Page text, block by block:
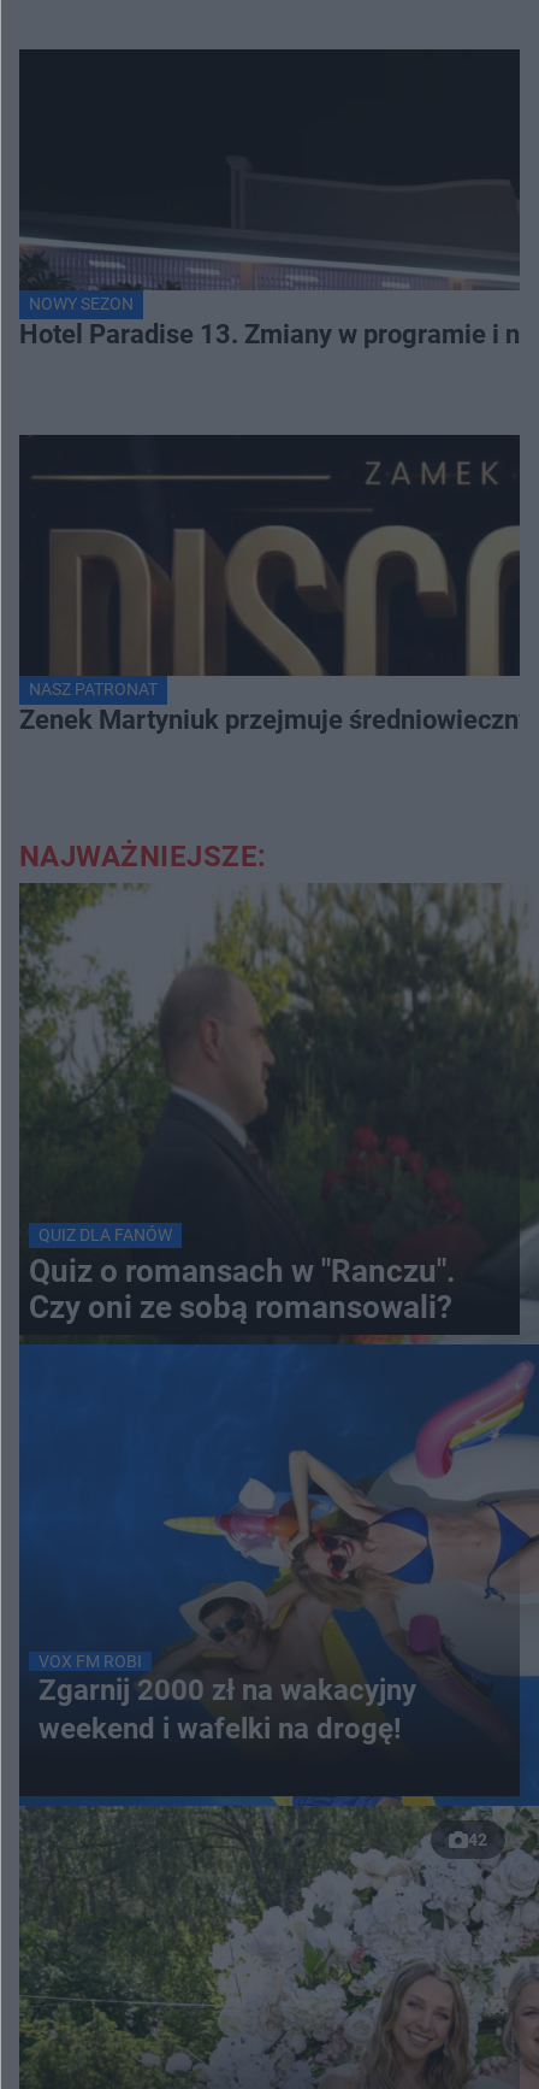
NOWY SEZON
Hotel Paradise 13. Zmiany w programie i
NASZ PATRONAT
Zenek Martyniuk przejmuje
NAJWAŻNIEJSZE:
QUIZ DLA FANÓW
Quiz o romansach w "Ranczu".
Czy oni ze sobą romansowali?
VOX FM ROBI
Zgarnij 2000 zł na wakacyjny
weekend i wafelki na drogę!
42